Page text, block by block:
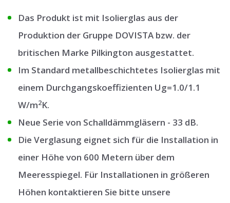
Das Produkt ist mit Isolierglas aus der
Produktion der Gruppe DOVISTA bzw. der
britischen Marke Pilkington ausgestattet.
Im Standard metallbeschichtetes Isolierglas mit
einem Durchgangskoeffizienten Ug=1.0/1.1
W/m2K.
Neue Serie von Schalldämmgläsern - 33 dB.
Die Verglasung eignet sich für die Installation in
einer Höhe von 600 Metern über dem
Meeresspiegel. Für Installationen in größeren
Höhen kontaktieren Sie bitte unsere